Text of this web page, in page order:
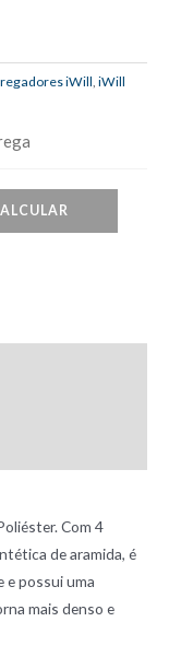
iWill iWill
Com 4
de aramida, é
e possui uma
mais denso e